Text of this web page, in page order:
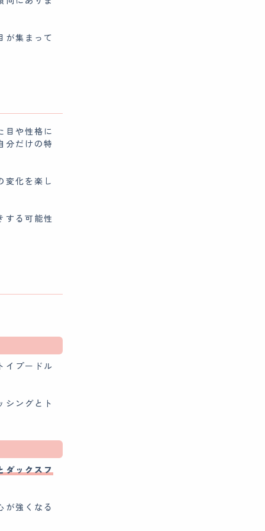
が集まって
目や性格に
分だけの特
変化を楽し
する可能性
イプードル
シングとト
ダックスフ
が強くなる